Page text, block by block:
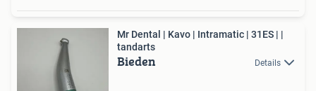
Mr Dental | Kavo | Intramatic | 31ES | |
tandarts
Bieden Details